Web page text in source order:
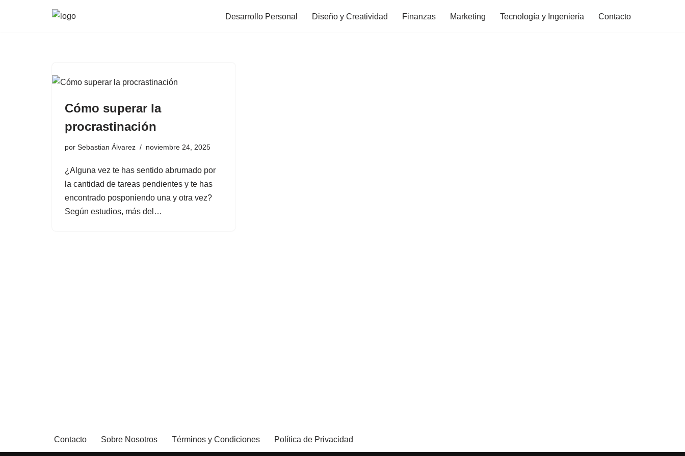
Desarrollo Personal Diseño y Creatividad Finanzas Marketing Tecnología y Ingeniería Contacto
Cómo superar la
procrastinación
por Sebastian Álvarez noviembre 24, 2025
¿Alguna vez te has sentido abrumado por
la cantidad de tareas pendientes y te has
encontrado posponiendo una y otra vez?
Según estudios, más del…
Contacto Sobre Nosotros Términos y Condiciones Política de Privacidad